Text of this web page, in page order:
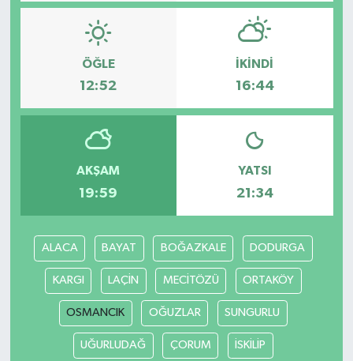
ÖĞLE
12:52
İKINDI
16:44
AKŞAM
19:59
YATSI
21:34
ALACA BAYAT BOĞAZKALE DODURGA
KARGI LAÇİN MECİTÖZÜ ORTAKÖY
OSMANCIK OĞUZLAR SUNGURLU
UĞURLUDAĞ ÇORUM İSKİLİP
Siyaset
Tarım
Turizm
Yaşam
DÜNYA
YEREL